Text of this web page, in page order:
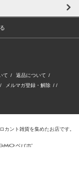
て / 返品について /
/ メルマガ登録・解除 / /
ント雑貨を集めたお店です。